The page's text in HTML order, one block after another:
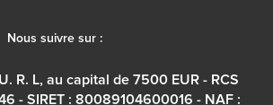
Nous suivre sur :
R. L, au capital de 7500 EUR - RCS
- SIRET : 80089104600016 - NAF :